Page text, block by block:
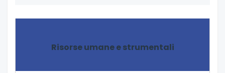
Risorse umane e strumentali